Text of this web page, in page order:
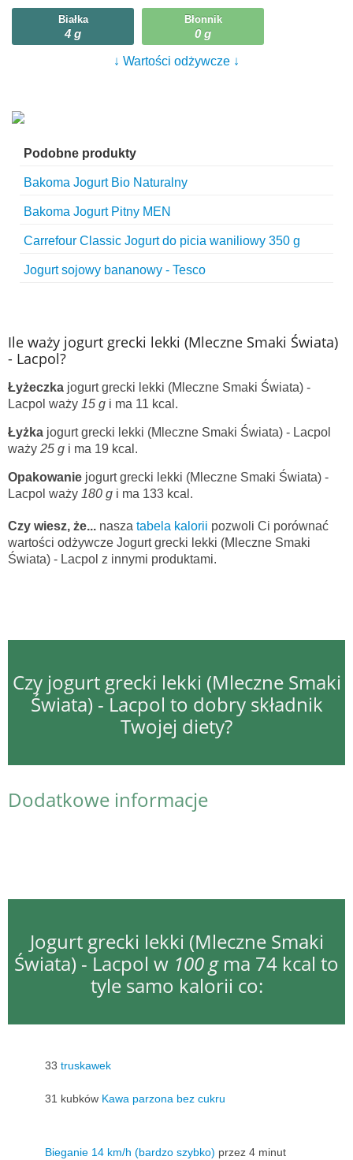
Białka
4 g
Błonnik
0 g
↓ Wartości odżywcze ↓
Podobne produkty
Bakoma Jogurt Bio Naturalny
Bakoma Jogurt Pitny MEN
Carrefour Classic Jogurt do picia waniliowy 350 g
Jogurt sojowy bananowy - Tesco
Ile waży jogurt grecki lekki (Mleczne Smaki Świata)
- Lacpol?
Łyżeczka jogurt grecki lekki (Mleczne Smaki Świata) -
Lacpol waży 15 g i ma 11 kcal.
Łyżka jogurt grecki lekki (Mleczne Smaki Świata) - Lacpol
waży 25 g i ma 19 kcal.
Opakowanie jogurt grecki lekki (Mleczne Smaki Świata) -
Lacpol waży 180 g i ma 133 kcal.
Czy wiesz, że... nasza tabela kalorii pozwoli Ci porównać
wartości odżywcze Jogurt grecki lekki (Mleczne Smaki
Świata) - Lacpol z innymi produktami.
Czy jogurt grecki lekki (Mleczne Smaki
Świata) - Lacpol to dobry składnik
Twojej diety?
Dodatkowe informacje
Jogurt grecki lekki (Mleczne Smaki
Świata) - Lacpol w 100 gma 74 kcal to
tyle samo kalorii co:
33 truskawek
31 kubków Kawa parzona bez cukru
Bieganie 14 km/h (bardzo szybko) przez 4 minut